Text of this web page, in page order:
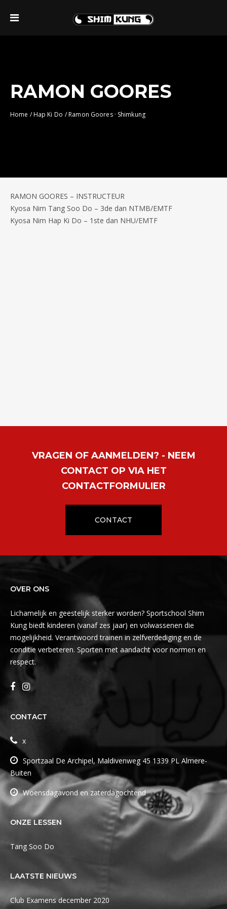
RAMON GOORES
Home /Hap Ki Do /Ramon Goores · Shimkung
RAMON GOORES – INSTRUCTEUR
Kyosa Nim Tang Soo Do – 3de dan NTMB/EMTF
Kyosa Nim Hap Ki Do – 1ste dan NHU/EMTF
VRAGEN OF AANMELDEN? - NEEM
CONTACT OP VIA HET
CONTACTFORMULIER
CONTACT
OVER ONS
Lichamelijk en geestelijk sterker worden? Sportschool Shim
Kung biedt kinderen (vanaf zes jaar) en volwassenen die
mogelijkheid. Verantwoord trainen in zelfverdediging en de
conditie verbeteren. Sporten met aandacht voor normen en
respect.
CONTACT
x
Sportzaal De Archipel, Maldivenweg 45 1339 PL Almere-
Buiten
Woensdagavond en zaterdagochtend
ONZE LESSEN
Tang Soo Do
LAATSTE NIEUWS
Club Examens december 2020